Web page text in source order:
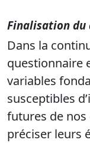
Finalisation
Dans la
questionnaire
variables
susceptibles
futures de
préciser leurs